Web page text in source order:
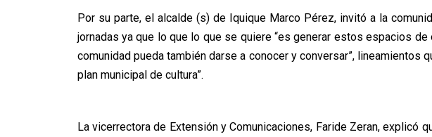
Por su parte, el alcalde (s) de Iquique Marco Pérez, invitó a la
jornadas ya que lo que lo que se quiere “es generar estos espacios
comunidad pueda también darse a conocer y conversar”, lineamientos
plan municipal de cultura”.
La vicerrectora de Extensión y Comunicaciones, Faride Zeran, explicó